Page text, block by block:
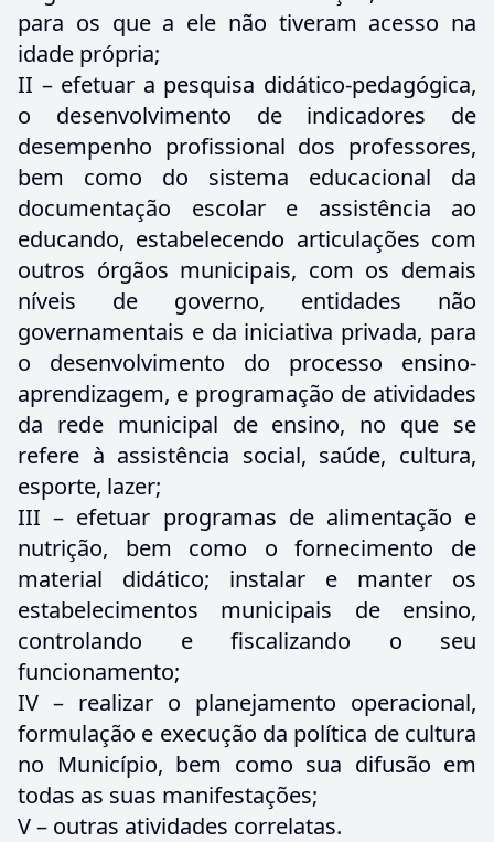
para os que a ele não tiveram acesso na
idade própria;
II – efetuar a pesquisa didático-pedagógica,
o desenvolvimento de indicadores de
desempenho profissional dos professores,
bem como do sistema educacional da
documentação escolar e assistência ao
educando, estabelecendo articulações com
outros órgãos municipais, com os demais
níveis de governo, entidades não
governamentais e da iniciativa privada, para
o desenvolvimento do processo ensino-
aprendizagem, e programação de atividades
da rede municipal de ensino, no que se
refere à assistência social, saúde, cultura,
esporte, lazer;
III – efetuar programas de alimentação e
nutrição, bem como o fornecimento de
material didático; instalar e manter os
estabelecimentos municipais de ensino,
controlando e fiscalizando o seu
funcionamento;
IV – realizar o planejamento operacional,
formulação e execução da política de cultura
no Município, bem como sua difusão em
todas as suas manifestações;
V – outras atividades correlatas.